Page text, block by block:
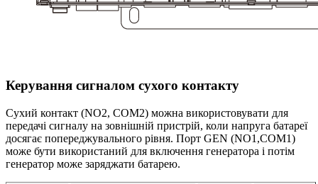
Керування сигналом сухого контакту
Сухий контакт (NO2, COM2) можна використовувати для
передачі сигналу на зовнішній пристрій, коли напруга батареї
досягає попереджувального рівня. Порт GEN (NO1,COM1)
може бути використаний для включення генератора і потім
генератор може заряджати батарею.